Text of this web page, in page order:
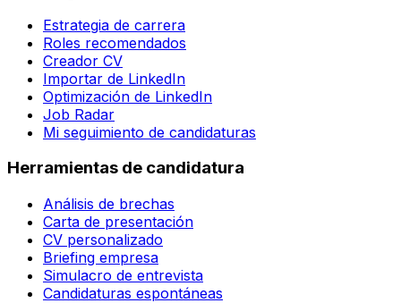
Estrategia de carrera
Roles recomendados
Creador CV
Importar de LinkedIn
Optimización de LinkedIn
Job Radar
Mi seguimiento de candidaturas
Herramientas de candidatura
Análisis de brechas
Carta de presentación
CV personalizado
Briefing empresa
Simulacro de entrevista
Candidaturas espontáneas